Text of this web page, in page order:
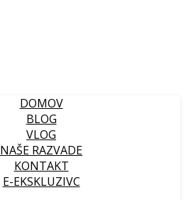
DOMOV
BLOG
VLOG
NAŠE RAZVADE
KONTAKT
E-EKSKLUZIVC